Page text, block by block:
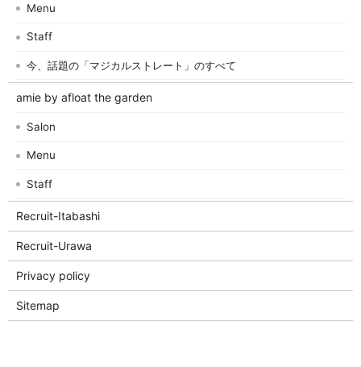
Menu
Staff
今、話題の「マジカルストレート」のすべて
amie by afloat the garden
Salon
Menu
Staff
Recruit-Itabashi
Recruit-Urawa
Privacy policy
Sitemap